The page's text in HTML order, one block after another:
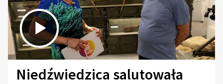
Niedźwiedzica salutowała